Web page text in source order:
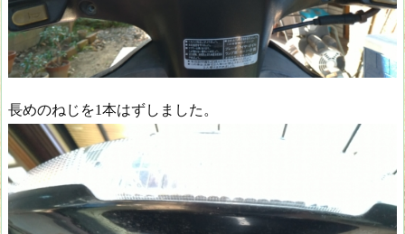
長めのねじを1本はずしました。